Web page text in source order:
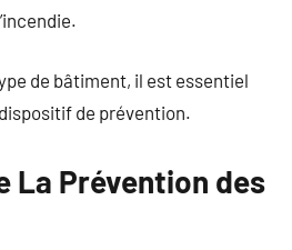
de bâtiment, il est essentiel
de prévention.
La Prévention des